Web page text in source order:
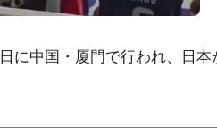
に中国・厦門で行われ、日